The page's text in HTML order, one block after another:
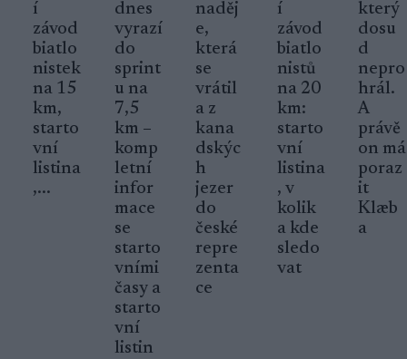
í
závod
biatlo
nistek
na 15
km,
starto
vní
listina
,...
dnes
vyrazí
do
sprint
u na
7,5
km –
komp
letní
infor
mace
se
starto
vními
časy a
starto
vní
listin
naděj
e,
která
se
vrátil
a z
kana
dskýc
h
jezer
do
české
repre
zenta
ce
í
závod
biatlo
nistů
na 20
km:
starto
vní
listina
, v
kolik
a kde
sledo
vat
který
dosu
d
nepro
hrál.
A
právě
on má
poraz
it
Klæb
a